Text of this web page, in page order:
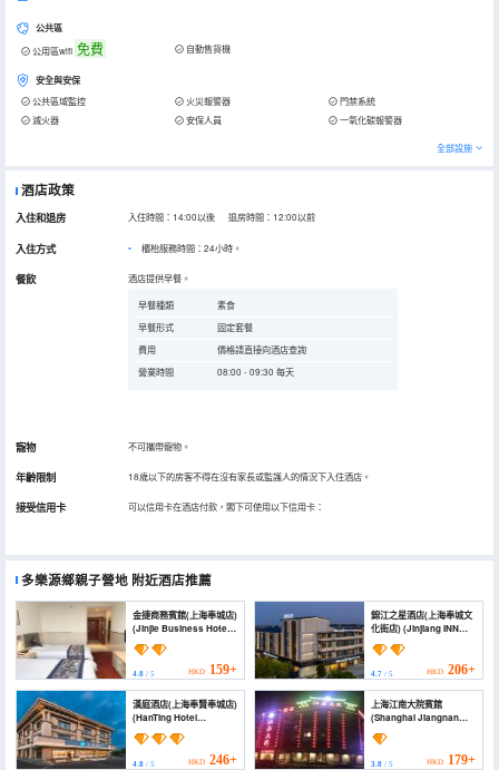
公共區
公用區wifi 免費 自動售貨機
安全與安保
公共區域監控 火災報警器
門禁系統
滅火器
安保人員 一氧化碳報警器
全部設施
酒店政策
入住和退房 入住時間：14:00以後 退房時間：12:00以前
入住方式 櫃枱服務時間：24小時。
餐飲 酒店提供早餐。
早餐種類
素食
早餐形式
固定套餐
費用
價格請直接向酒店查詢
營業時間
08:00 - 09:30 每天
寵物 不可攜帶寵物。
年齡限制 18歲以下的房客不得在沒有家長或監護人的情況下入住酒店。
接受信用卡 可以信用卡在酒店付款，閣下可使用以下信用卡：
多樂源鄉親子營地 附近酒店推薦
金捷商務賓館(上海奉城店)
(Jinjie Business Hotel
(Shanghai Fengcheng
Branch))
4.8 / 5 HKD 159+
錦江之星酒店(上海奉城文
化街店) (Jinjiang INN
Hotel(Shanghai
Fengcheng Cultural
Street Branch))
4.7/ 5 HKD 206+
漢庭酒店(上海奉賢奉城店)
(HanTing Hotel
(Shanghai Fengxian
Fengcheng))
4.8 / 5 HKD 246+
上海江南大院賓館
(Shanghai Jiangnan
Quadrangle Inn Hotel)
3.8/ 5 HKD 179+